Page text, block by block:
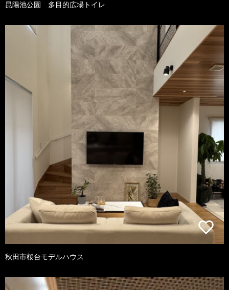
昆陽池公園 多目的広場トイレ
秋田市桜台モデルハウス